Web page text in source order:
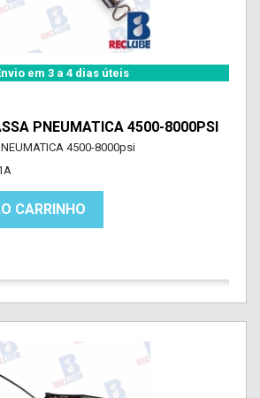
em 3 a 4 dias úteis
PNEUMATICA 4500-8000PSI
4500-8000psi
CARRINHO